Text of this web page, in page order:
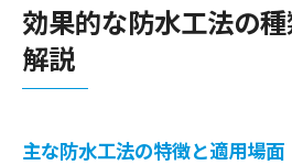
効果的な防水工法の
解説
主な防水工法の特徴と適用場面